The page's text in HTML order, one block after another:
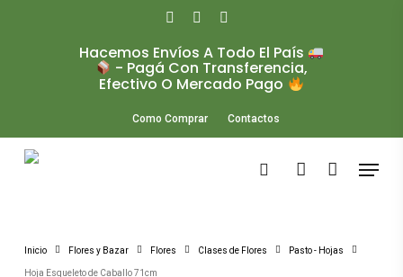
Hacemos Envíos A Todo El País
- Pagá Con Transferencia,
Efectivo O Mercado Pago
Como Comprar Contactos
account
Menu
Inicio Flores y Bazar Flores Clases de Flores Pasto - Hojas
Hoja Esqueleto de Caballo 71cm